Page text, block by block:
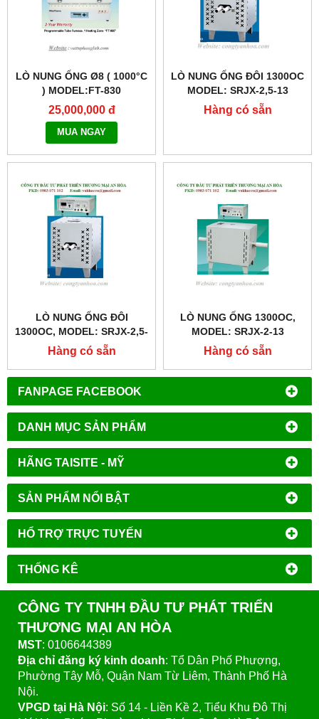
FANPAGE FACEBOOK
DANH MỤC SẢN PHẨM
HÃNG TAISITE - MỸ
SẢN PHẨM NỔI BẬT
HỔ TRỢ TRỰC TUYẾN
THỐNG KÊ
LÒ NUNG ỐNG Ø8 ( 1000°C
) MODEL:FT-830
25,000,000 đ
MUA NGAY
LÒ NUNG ỐNG ĐÔI 1300OC
MODEL: SRJX-2,5-13
Hàng có sẵn
LÒ NUNG ỐNG ĐÔI
1300OC, MODEL: SRJX-2,5-
13
Hàng có sẵn
LÒ NUNG ỐNG 1300OC,
MODEL: SRJX-2-13
Hàng có sẵn
CÔNG TY TNHH ĐẦU TƯ PHÁT TRIỂN
THƯƠNG MẠI AN HÒA
MST: 0106644389
Địa chỉ đăng ký kinh doanh: Tổ Dân Phố Phượng,
Phường Tây Mỗ, Quận Nam Từ Liêm, Thành Phố Hà
Nội.
VPGD tại Hà Nội: Số 14 - Liền Kề 2, Tiểu Khu Đô Thị